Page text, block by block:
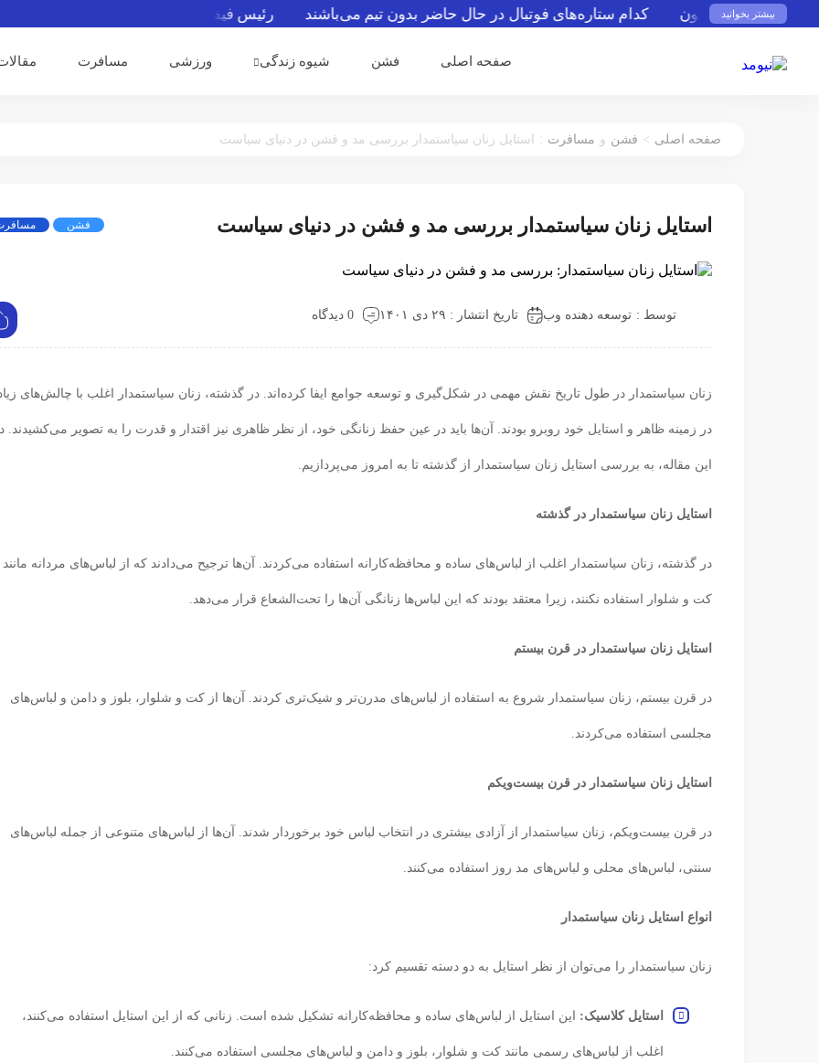
بیشتر بخوانید
عطر استون کدام ستاره‌های فوتبال در حال حاضر بدون تیم می‌باشند رئیس فیفا از حرفه‌ای‌گری آرژانتین در اوج
صفحه اصلی فشن شیوه زندگی ورزشی مسافرت
صفحه اصلی > فشن و مسافرت : استایل زنان سیاستمدار بررسی مد و فشن در دنیای سیاست
استایل زنان سیاستمدار بررسی مد و فشن در دنیای سیاست فشن
توسط : توسعه دهنده وب تاریخ انتشار : ۲۹ دی ۱۴۰۱ 0 دیدگاه
زنان سیاستمدار در طول تاریخ نقش مهمی در شکل‌گیری و توسعه جوامع ایفا کرده‌اند. در گذشته، زنان سیاستمدار اغلب با چالش‌های
در زمینه ظاهر و استایل خود روبرو بودند. آن‌ها باید در عین حفظ زنانگی خود، از نظر ظاهری نیز اقتدار و قدرت را به تصویر می‌کشیدند.
این مقاله، به بررسی استایل زنان سیاستمدار از گذشته تا به امروز می‌پردازیم.
استایل زنان سیاستمدار در گذشته
در گذشته، زنان سیاستمدار اغلب از لباس‌های ساده و محافظه‌کارانه استفاده می‌کردند. آن‌ها ترجیح می‌دادند که از لباس‌های مردانه مانند
کت و شلوار استفاده نکنند، زیرا معتقد بودند که این لباس‌ها زنانگی آن‌ها را تحت‌الشعاع قرار می‌دهد.
استایل زنان سیاستمدار در قرن بیستم
در قرن بیستم، زنان سیاستمدار شروع به استفاده از لباس‌های مدرن‌تر و شیک‌تری کردند. آن‌ها از کت و شلوار، بلوز و دامن و لباس‌های
مجلسی استفاده می‌کردند.
استایل زنان سیاستمدار در قرن بیست‌ویکم
در قرن بیست‌ویکم، زنان سیاستمدار از آزادی بیشتری در انتخاب لباس خود برخوردار شدند. آن‌ها از لباس‌های متنوعی از جمله لباس‌های
سنتی، لباس‌های محلی و لباس‌های مد روز استفاده می‌کنند.
انواع استایل زنان سیاستمدار
زنان سیاستمدار را می‌توان از نظر استایل به دو دسته تقسیم کرد:
استایل کلاسیک: این استایل از لباس‌های ساده و محافظه‌کارانه تشکیل شده است. زنانی که از این استایل استفاده می‌کنند،
اغلب از لباس‌های رسمی مانند کت و شلوار، بلوز و دامن و لباس‌های مجلسی استفاده می‌کنند.